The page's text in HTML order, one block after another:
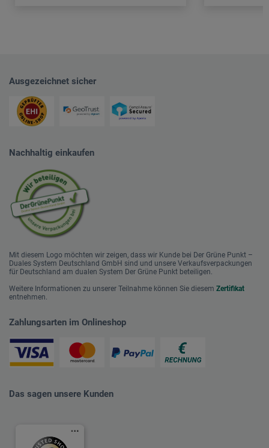
Ausgezeichnet sicher
Nachhaltig einkaufen
Mit diesem Logo möchten wir zeigen, dass wir Kunde bei Der Grüne Punkt –
Duales System Deutschland GmbH sind und unsere Verkaufsverpackungen
für Deutschland am dualen System Der Grüne Punkt beteiligen.
Weitere Informationen zu unserer Teilnahme können Sie diesem Zertifikat
entnehmen.
Zahlungsarten im Onlineshop
Das sagen unsere Kunden